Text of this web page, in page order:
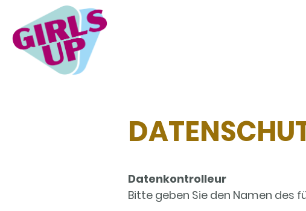
Datenkontrolleur
Bitte geben Sie den Namen des